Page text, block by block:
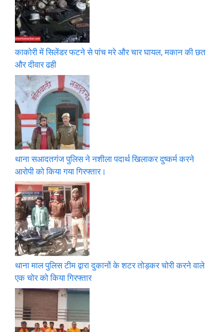
काकोरी में सिलेंडर फटने से पांच मरे और चार घायल, मकान की छत
और दीवार ढही
थाना सआदतगंज पुलिस ने नशीला पदार्थ खिलाकर दुष्कर्म करने
आरोपी को किया गया गिरफ्तार।
थाना माल पुलिस टीम द्वारा दुकानों के शटर तोड़कर चोरी करने वाले
एक चोर को किया गिरफ्तार